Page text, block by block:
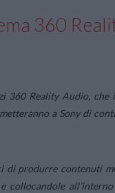
360
360 Reality Audio, che
a Sony di
di produrre contenuti